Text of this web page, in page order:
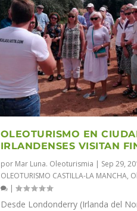
OLEOTURISMO EN
IRLANDENSES VISITAN
por Mar Luna. Oleoturismia | Sep 29,
OLEOTURISMO CASTILLA-LA MANCHA,
|
Desde Londonderry (Irlanda del